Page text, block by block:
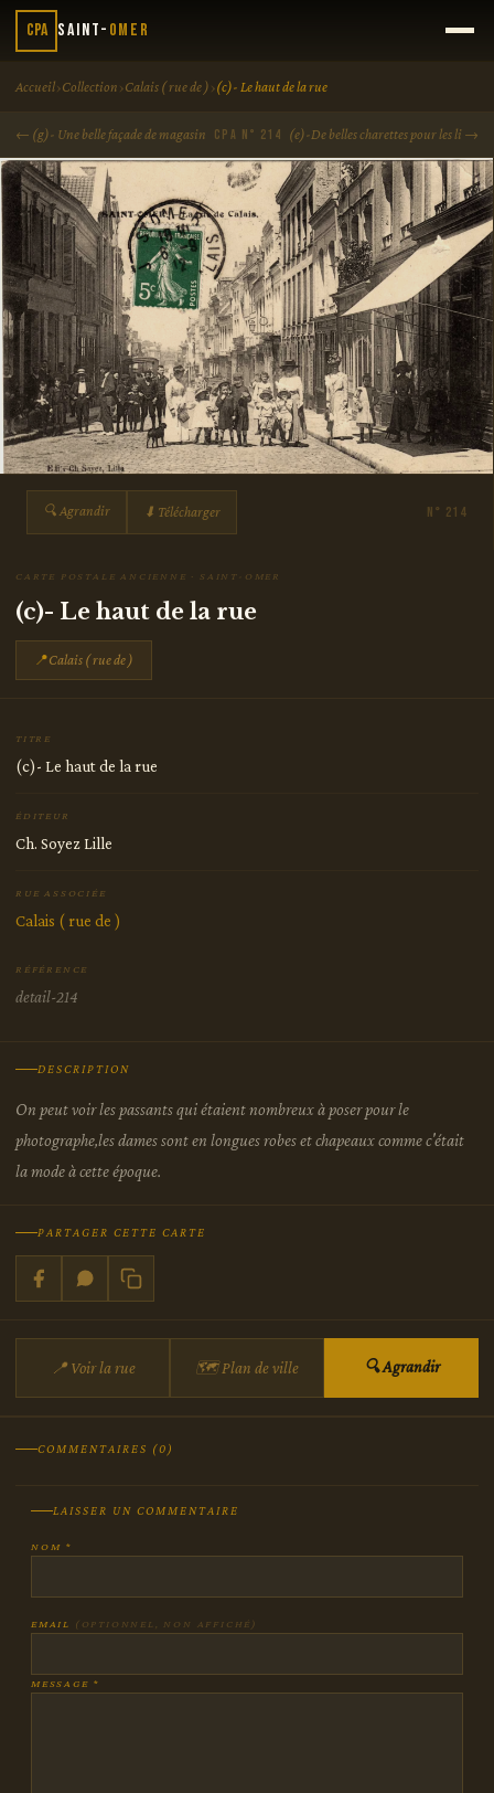
CPA Saint- Omer
Accueil›Collection ›Calais ( rue de ) ›(c)- Le haut de la rue
← (g)- Une belle façade de magasin CPA N° 214 (e)-De belles charettes pour les li →
🔍 Agrandir ⬇ Télécharger N° 214
CARTE POSTALE ANCIENNE · SAINT-OMER
(c)- Le haut de la rue
📍Calais ( rue de )
TITRE
(c)- Le haut de la rue
ÉDITEUR
Ch. Soyez Lille
RUE ASSOCIÉE
Calais ( rue de )
RÉFÉRENCE
detail-214
DESCRIPTION
On peut voir les passants qui étaient nombreux à poser pour le
photographe,les dames sont en longues robes et chapeaux comme c'était
la mode à cette époque.
PARTAGER CETTE CARTE
📍 Voir la rue 🗺 Plan de ville 🔍 Agrandir
COMMENTAIRES (0)
LAISSER UN COMMENTAIRE
NOM *
EMAIL (OPTIONNEL, NON AFFICHÉ)
MESSAGE *